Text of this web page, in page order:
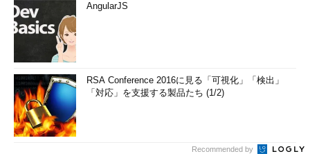
AngularJS
RSA Conference 2016に見る「可視化」「検出」
「対応」を支援する製品たち (1/2)
Recommended by